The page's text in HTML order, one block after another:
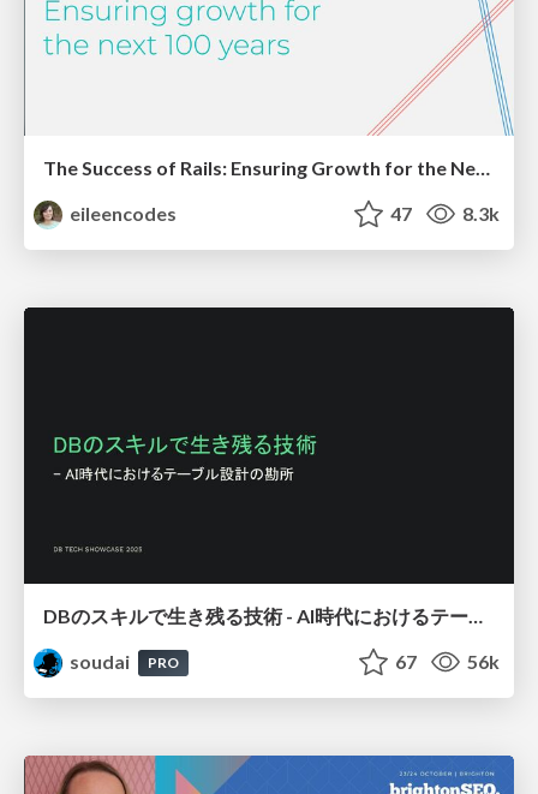
The Success of Rails: Ensuring Growth for the Next 100 Years
eileencodes
47 8.3k
DBのスキルで生き残る技術 - AI時代におけるテーブル設計の勘所
soudai
PRO 67 56k